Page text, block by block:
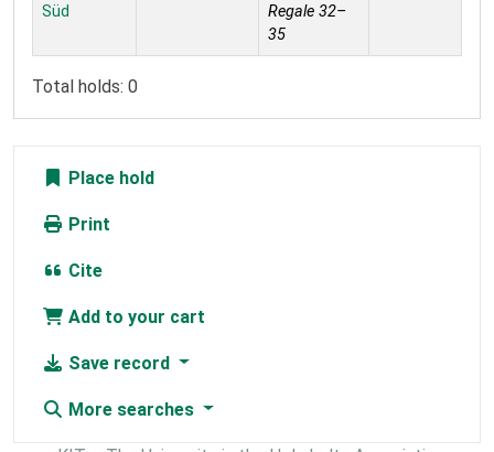
Süd
Regale 32–
35
Total holds: 0
Place hold
Print
Cite
Add to your cart
Save record
More searches